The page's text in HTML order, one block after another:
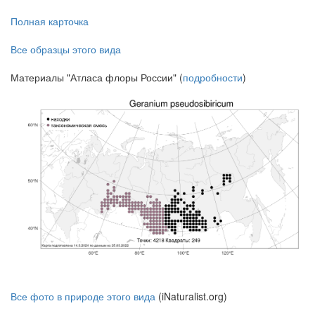
Полная карточка
Все образцы этого вида
Материалы "Атласа флоры России" (подробности)
Все фото в природе этого вида (iNaturalist.org)